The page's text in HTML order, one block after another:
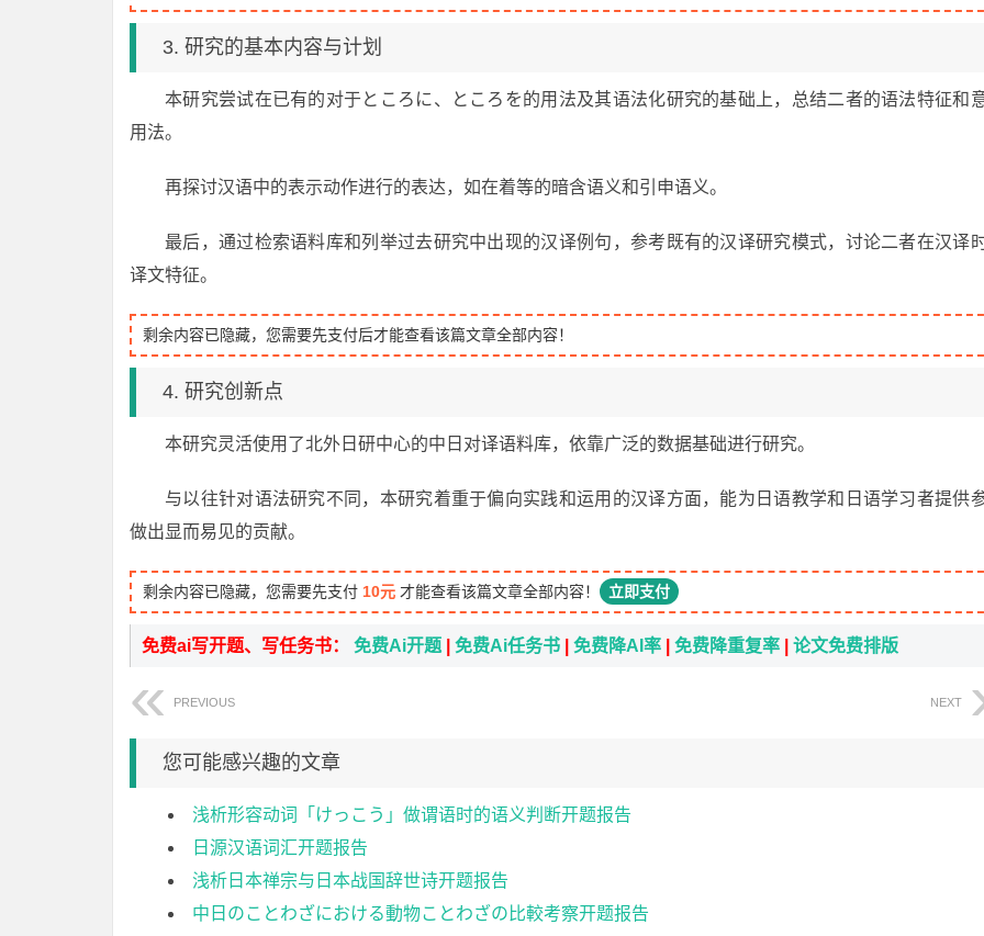
3. 研究的基本内容与计划
本研究尝试在已有的对于ところに、ところを的用法及其语法化研究的基础上，总结二者的语法特征和
用法。
再探讨汉语中的表示动作进行的表达，如在着等的暗含语义和引申语义。
最后，通过检索语料库和列举过去研究中出现的汉译例句，参考既有的汉译研究模式，讨论二者在汉译
译文特征。
剩余内容已隐藏，您需要先支付后才能查看该篇文章全部内容！
4. 研究创新点
本研究灵活使用了北外日研中心的中日对译语料库，依靠广泛的数据基础进行研究。
与以往针对语法研究不同，本研究着重于偏向实践和运用的汉译方面，能为日语教学和日语学习者提供
做出显而易见的贡献。
剩余内容已隐藏，您需要先支付 10元 才能查看该篇文章全部内容！ 立即支付
免费ai写开题、写任务书： 免费Ai开题 免费Ai任务书 免费降AI率 免费降重复率 论文免费排版
PREVIOUS NEXT
您可能感兴趣的文章
浅析形容动词「けっこう」做谓语时的语义判断开题报告
日源汉语词汇开题报告
浅析日本禅宗与日本战国辞世诗开题报告
中日のことわざにおける動物ことわざの比較考察开题报告